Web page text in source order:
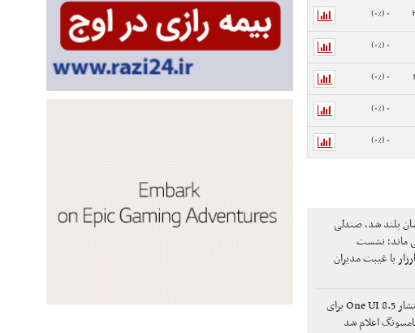
0 (0%)
0 (0%)
0 (0%)
0 (0%)
0 (0%)
بلند شد، صندلی
ماند؛ نشست
با غیبت مدیران
زمان‌بندی انتشار One UI 8.5 برای
اعلام شد